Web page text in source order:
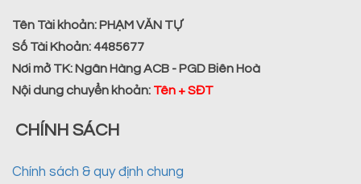
Tên Tài khoản: PHẠM VĂN TỰ
Số Tài Khoản:4485677
Nơi mở TK: Ngân Hàng ACB - PGD Biên Hoà
Nội dung chuyển khoản: Tên + SĐT
CHÍNH SÁCH
Chính sách & quy định chung